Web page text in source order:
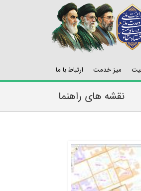
میز خدمت ارتباط با ما
نقشه های راهنما